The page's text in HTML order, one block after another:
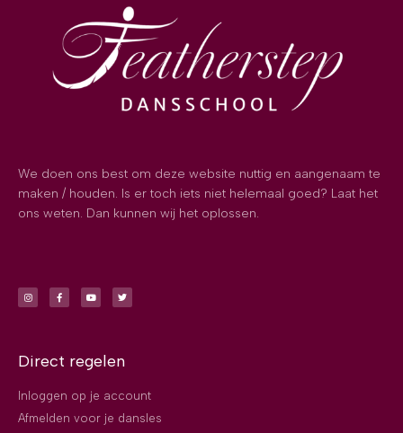
We doen ons best om deze website nuttig en aangenaam te
maken / houden. Is er toch iets niet helemaal goed? Laat het
ons weten. Dan kunnen wij het oplossen.
Direct regelen
Inloggen op je account
Afmelden voor je dansles